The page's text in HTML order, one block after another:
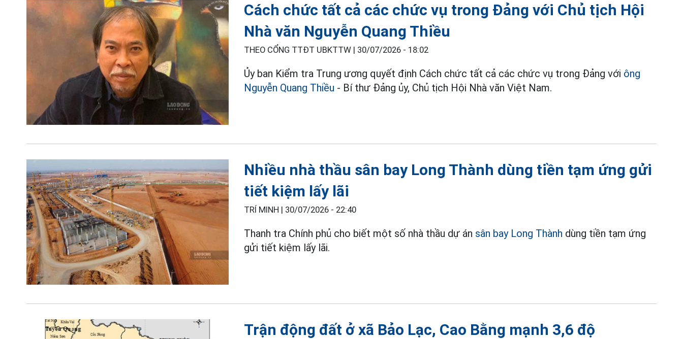
Cách chức tất cả các chức vụ trong Đảng với Chủ tịch Hội
Nhà văn Nguyễn Quang Thiều
THEO CỔNG TTĐT UBKTTW | 30/07/2026 - 18:02
Ủy ban Kiểm tra Trung ương quyết định Cách chức tất cả các chức vụ trong Đảng với ông
Nguyễn Quang Thiều - Bí thư Đảng ủy, Chủ tịch Hội Nhà văn Việt Nam.
Nhiều nhà thầu sân bay Long Thành dùng tiền tạm ứng gửi
tiết kiệm lấy lãi
TRÍ MINH | 30/07/2026 - 22:40
Thanh tra Chính phủ cho biết một số nhà thầu dự án sân bay Long Thành dùng tiền tạm ứng
gửi tiết kiệm lấy lãi.
Trận động đất ở xã Bảo Lạc, Cao Bằng mạnh 3,6 độ